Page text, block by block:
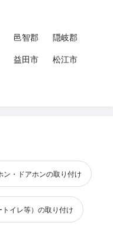
邑智郡
隠岐郡
益田市
松江市
ン・ドアホンの取り付け
イレ等）の取り付け